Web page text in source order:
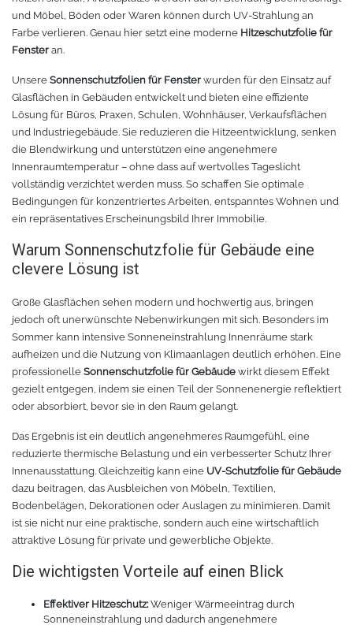
Textilfolie
Übersicht
Chemica Firstmark
Chemica Hotmark
Chemica Holograflex
Chemica Galaxy
Chemica Sunmark
Chemica Printbar
Chemica Reflex
Chemica Darklite
Chemica Metallic
Chemica Fashion
Transferfolie
Verschiedenes
Griffe
Schnellspanner
Taschen und Kisten
Ausstattung für Taschen
Handgelenktasche
Werkzeugkasten
Reinigung
Tücher
Reinigungsset
Glasschaber
Verpackungsmaschinen
Ausrüstung
und Möbel, Böden oder Waren können durch UV-Strahlung an
Farbe verlieren. Genau hier setzt eine moderne Hitzeschutzfolie für
Fenster an.
Unsere Sonnenschutzfolien für Fenster wurden für den Einsatz auf
Glasflächen in Gebäuden entwickelt und bieten eine effiziente
Lösung für Büros, Praxen, Schulen, Wohnhäuser, Verkaufsflächen
und Industriegebäude. Sie reduzieren die Hitzeentwicklung, senken
die Blendwirkung und unterstützen eine angenehmere
Innenraumtemperatur – ohne dass auf wertvolles Tageslicht
vollständig verzichtet werden muss. So schaffen Sie optimale
Bedingungen für konzentriertes Arbeiten, entspanntes Wohnen und
ein repräsentatives Erscheinungsbild Ihrer Immobilie.
Warum Sonnenschutzfolie für Gebäude eine
clevere Lösung ist
Große Glasflächen sehen modern und hochwertig aus, bringen
jedoch oft unerwünschte Nebenwirkungen mit sich. Besonders im
Sommer kann intensive Sonneneinstrahlung Innenräume stark
aufheizen und die Nutzung von Klimaanlagen deutlich erhöhen. Eine
professionelle Sonnenschutzfolie für Gebäude wirkt diesem Effekt
gezielt entgegen, indem sie einen Teil der Sonnenenergie reflektiert
oder absorbiert, bevor sie in den Raum gelangt.
Das Ergebnis ist ein deutlich angenehmeres Raumgefühl, eine
reduzierte thermische Belastung und ein verbesserter Schutz Ihrer
Innenausstattung. Gleichzeitig kann eine UV-Schutzfolie für Gebäude
dazu beitragen, das Ausbleichen von Möbeln, Textilien,
Bodenbelägen, Dekorationen oder Auslagen zu minimieren. Damit
ist sie nicht nur eine praktische, sondern auch eine wirtschaftlich
attraktive Lösung für private und gewerbliche Objekte.
Die wichtigsten Vorteile auf einen Blick
Effektiver Hitzeschutz:Weniger Wärmeeintrag durch
Sonneneinstrahlung und dadurch angenehmere